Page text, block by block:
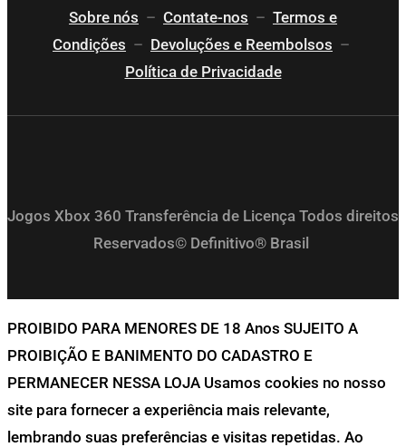
Sobre nós – Contate-nos – Termos e
Condições – Devoluções e Reembolsos –
Política de Privacidade
Jogos Xbox 360 Transferência de Licença Todos direitos
Reservados© Definitivo® Brasil
PROIBIDO PARA MENORES DE 18 Anos SUJEITO A
PROIBIÇÃO E BANIMENTO DO CADASTRO E
PERMANECER NESSA LOJA Usamos cookies no nosso
site para fornecer a experiência mais relevante,
lembrando suas preferências e visitas repetidas. Ao